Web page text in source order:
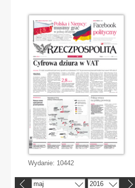
Wydanie: 10442
maj 2016